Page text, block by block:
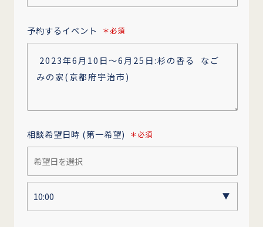
予約するイベント ＊必須
相談希望日時 (第一希望) ＊必須